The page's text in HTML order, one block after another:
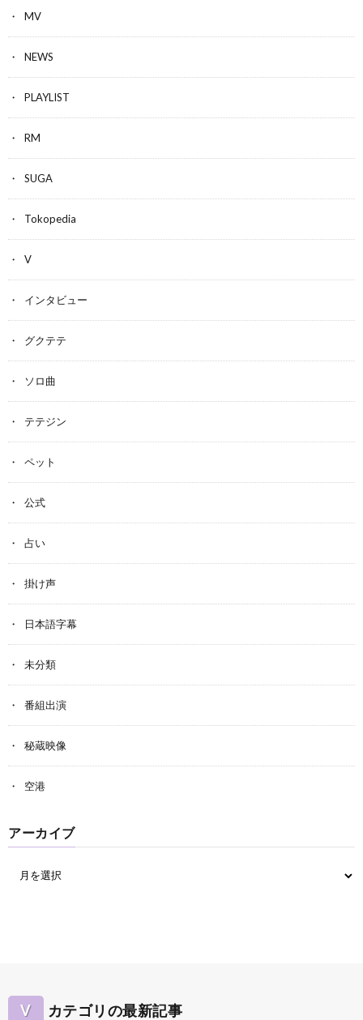
MV
NEWS
PLAYLIST
RM
SUGA
Tokopedia
V
インタビュー
グクテテ
ソロ曲
テテジン
ペット
公式
占い
掛け声
日本語字幕
未分類
番組出演
秘蔵映像
空港
アーカイブ
V カテゴリの最新記事